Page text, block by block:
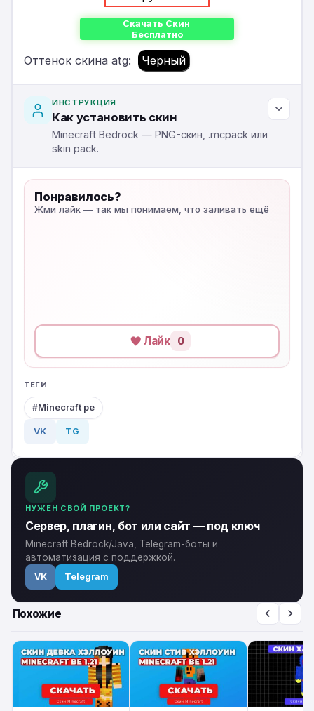
Скачать Скин
Бесплатно
Оттенок скина atg: Черный
ИНСТРУКЦИЯ
Как установить скин
Minecraft Bedrock — PNG-скин, .mcpack или
skin pack.
Понравилось?
Жми лайк — так мы понимаем, что заливать ещё
Лайк 0
ТЕГИ
Minecraft pe
VK TG
НУЖЕН СВОЙ ПРОЕКТ?
Сервер, плагин, бот или сайт — под ключ
Minecraft Bedrock/Java, Telegram-боты и
автоматизация с поддержкой.
VK Telegram
Похожие